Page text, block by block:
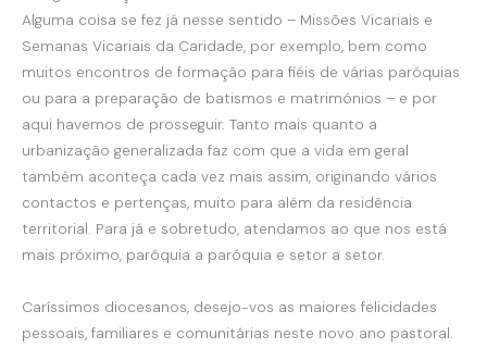
Alguma coisa se fez já nesse sentido – Missões Vicariais e
Semanas Vicariais da Caridade, por exemplo, bem como
muitos encontros de formação para fiéis de várias paróquias
ou para a preparação de batismos e matrimónios – e por
aqui havemos de prosseguir. Tanto mais quanto a
urbanização generalizada faz com que a vida em geral
também aconteça cada vez mais assim, originando vários
contactos e pertenças, muito para além da residência
territorial. Para já e sobretudo, atendamos ao que nos está
mais próximo, paróquia a paróquia e setor a setor.
Caríssimos diocesanos, desejo-vos as maiores felicidades
pessoais, familiares e comunitárias neste novo ano pastoral.